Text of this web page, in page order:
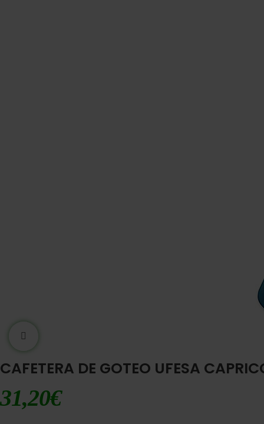
CAFETERA DE GOTEO UFESA
31,20€